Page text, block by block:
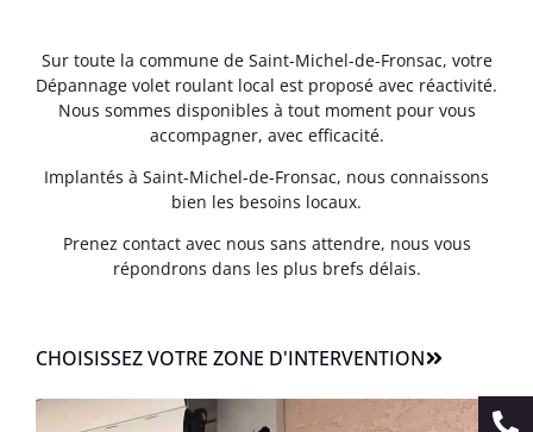
Sur toute la commune de Saint-Michel-de-Fronsac, votre
Dépannage volet roulant local est proposé avec réactivité.
Nous sommes disponibles à tout moment pour vous
accompagner, avec efficacité.
Implantés à Saint-Michel-de-Fronsac, nous connaissons
bien les besoins locaux.
Prenez contact avec nous sans attendre, nous vous
répondrons dans les plus brefs délais.
CHOISISSEZ VOTRE ZONE D'INTERVENTION